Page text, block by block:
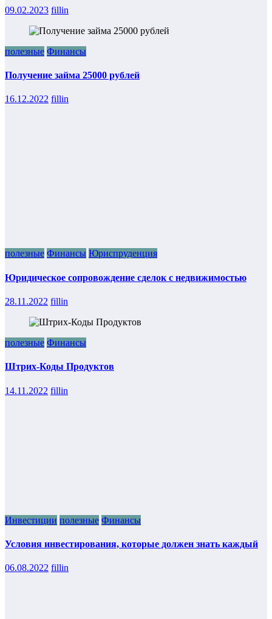
09.02.2023 fillin
полезные Финансы
Получение займа 25000 рублей
16.12.2022 fillin
полезные Финансы Юриспруденция
Юридическое сопровождение сделок с недвижимостью
28.11.2022 fillin
полезные Финансы
Штрих-Коды Продуктов
14.11.2022 fillin
Инвестиции полезные Финансы
Условия инвестирования, которые должен знать каждый
06.08.2022 fillin